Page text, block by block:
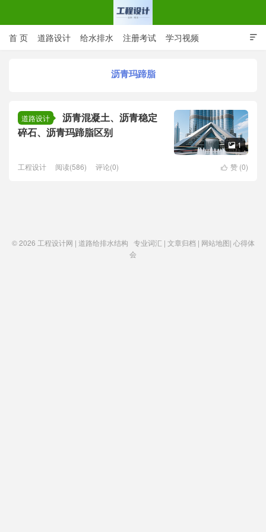

首 页 道路设计 给水排水 注册考试 学习视频
沥青玛蹄脂
道路设计
沥青混凝土、沥青稳定
碎石、沥青玛蹄脂区别
 1
 赞 (0)
工程设计 阅读(586) 评论(0)
© 2026 工程设计网 | 道路给排水结构 专业词汇 | 文章归档 | 网站地图| 心得体
会